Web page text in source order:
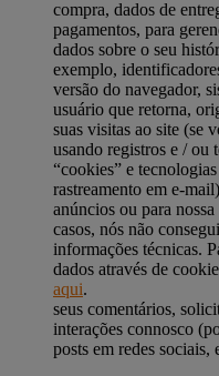
compra, dados de
pagamentos, para
dados sobre o seu
exemplo,
versão do navegador,
usuário que retorna,
suas visitas ao site (se
usando registros e / ou
“cookies” e
rastreamento em e-
anúncios ou para
casos, nós não
informações técnicas.
dados através de
aqui.
seus comentários,
interações connosco
posts em redes sociais,